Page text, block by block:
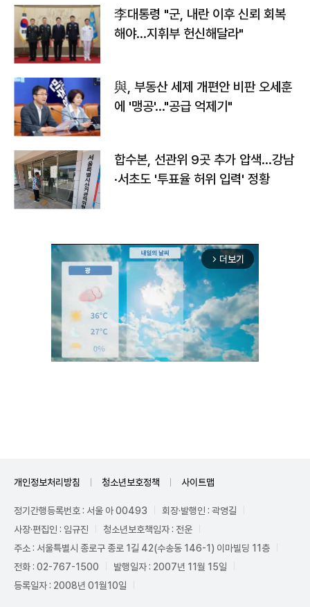
李대통령 "군, 내란 이후 신뢰 회복
해야…지휘부 헌신해달라"
與, 부동산 세제 개편안 비판 오세훈
에 '맹공'…"공급 억제기"
합수본, 선관위 9곳 추가 압색…강남
·서초도 '투표율 허위 입력' 정황
arrow_forward_ios 더보기
개인정보처리방침 청소년보호정책 사이트맵
정기간행등록번호 : 서울 아 00493
회장·발행인 : 곽영길
사장·편집인 : 임규진
청소년보호책임자 : 전운
주소 : 서울특별시 종로구 종로 1길 42(수송동 146-1) 이마빌딩 11층
전화 : 02-767-1500
발행일자 : 2007년 11월 15일
등록일자 : 2008년 01월10일